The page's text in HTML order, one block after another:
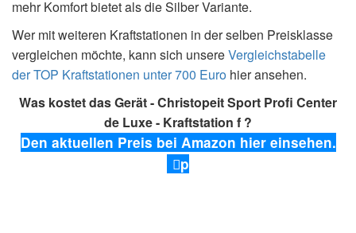
mehr Komfort bietet als die Silber Variante.
Wer mit weiteren Kraftstationen in der selben Preisklasse
vergleichen möchte, kann sich unsereVergleichstabelle
der TOP Kraftstationen unter 700 Euro hier ansehen.
Was kostet das Gerät - Christopeit Sport Profi Center
de Luxe - Kraftstation f ?
Den aktuellen Preis bei Amazon hier einsehen.
p